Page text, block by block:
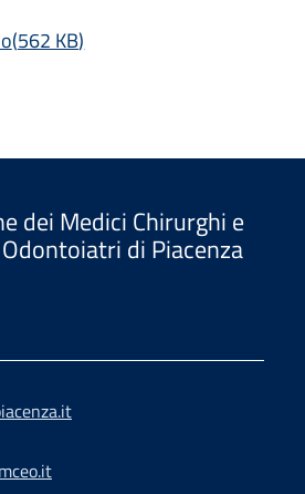
(562 KB)
dei Medici Chirurghi e
di Piacenza